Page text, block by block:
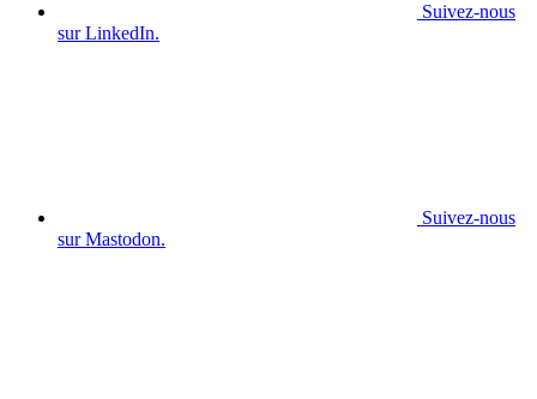
Suivez-nous
sur LinkedIn.
Suivez-nous
sur Mastodon.